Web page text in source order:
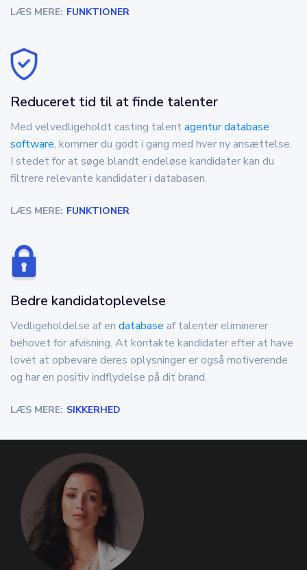
LÆS MERE: FUNKTIONER
Reduceret tid til at finde talenter
Med velvedligeholdt casting talentagentur database
software, kommer du godt i gang med hver ny ansættelse.
I stedet for at søge blandt endeløse kandidater kan du
filtrere relevante kandidater i databasen.
LÆS MERE: FUNKTIONER
Bedre kandidatoplevelse
Vedligeholdelse af en database af talenter eliminerer
behovet for afvisning. At kontakte kandidater efter at have
lovet at opbevare deres oplysninger er også motiverende
og har en positiv indflydelse på dit brand.
LÆS MERE: SIKKERHED